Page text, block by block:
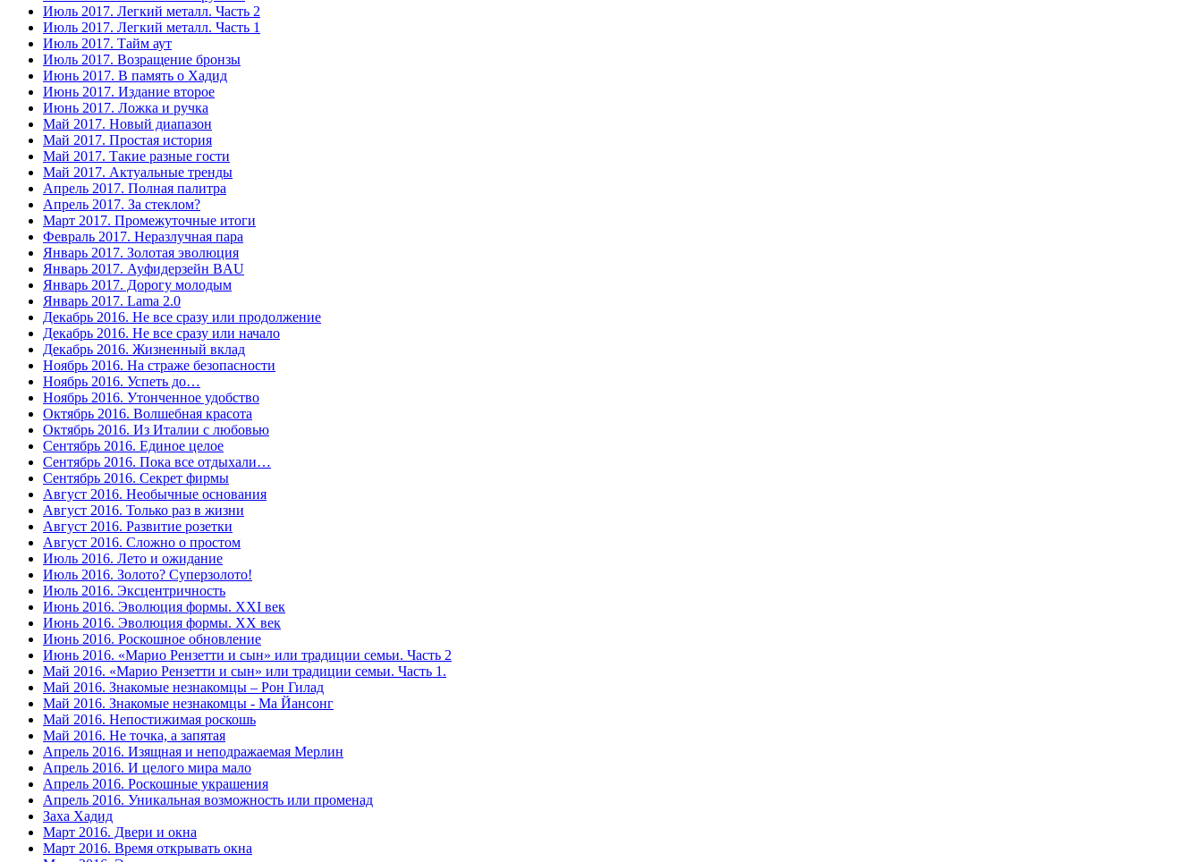
Июль 2017. Легкий металл. Часть 2
Июль 2017. Легкий металл. Часть 1
Июль 2017. Тайм аут
Июль 2017. Возращение бронзы
Июнь 2017. В память о Хадид
Июнь 2017. Издание второе
Июнь 2017. Ложка и ручка
Май 2017. Новый диапазон
Май 2017. Простая история
Май 2017. Такие разные гости
Май 2017. Актуальные тренды
Апрель 2017. Полная палитра
Апрель 2017. За стеклом?
Март 2017. Промежуточные итоги
Февраль 2017. Неразлучная пара
Январь 2017. Золотая эволюция
Январь 2017. Ауфидерзейн BAU
Январь 2017. Дорогу молодым
Январь 2017. Lama 2.0
Декабрь 2016. Не все сразу или продолжение
Декабрь 2016. Не все сразу или начало
Декабрь 2016. Жизненный вклад
Ноябрь 2016. На страже безопасности
Ноябрь 2016. Успеть до…
Ноябрь 2016. Утонченное удобство
Октябрь 2016. Волшебная красота
Октябрь 2016. Из Италии с любовью
Сентябрь 2016. Единое целое
Сентябрь 2016. Пока все отдыхали…
Сентябрь 2016. Секрет фирмы
Август 2016. Необычные основания
Август 2016. Только раз в жизни
Август 2016. Развитие розетки
Август 2016. Сложно о простом
Июль 2016. Лето и ожидание
Июль 2016. Золото? Суперзолото!
Июль 2016. Эксцентричность
Июнь 2016. Эволюция формы. XXI век
Июнь 2016. Эволюция формы. XX век
Июнь 2016. Роскошное обновление
Июнь 2016. «Марио Рензетти и сын» или традиции семьи. Часть 2
Май 2016. «Марио Рензетти и сын» или традиции семьи. Часть 1.
Май 2016. Знакомые незнакомцы – Рон Гилад
Май 2016. Знакомые незнакомцы - Ма Йансонг
Май 2016. Непостижимая роскошь
Май 2016. Не точка, а запятая
Апрель 2016. Изящная и неподражаемая Мерлин
Апрель 2016. И целого мира мало
Апрель 2016. Роскошные украшения
Апрель 2016. Уникальная возможность или променад
Заха Хадид
Март 2016. Двери и окна
Март 2016. Время открывать окна